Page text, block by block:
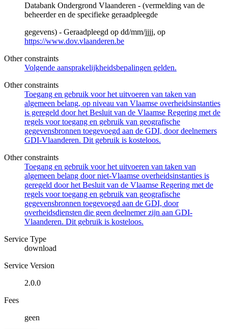
Databank Ondergrond Vlaanderen - (vermelding van de
beheerder en de specifieke geraadpleegde
gegevens) - Geraadpleegd op dd/mm/jjjj, op
https://www.dov.vlaanderen.be
Other constraints
Volgende aansprakelijkheidsbepalingen gelden.
Other constraints
Toegang en gebruik voor het uitvoeren van taken van
algemeen belang, op niveau van Vlaamse overheidsinstanties
is geregeld door het Besluit van de Vlaamse Regering met de
regels voor toegang en gebruik van geografische
gegevensbronnen toegevoegd aan de GDI, door deelnemers
GDI-Vlaanderen. Dit gebruik is kosteloos.
Other constraints
Toegang en gebruik voor het uitvoeren van taken van
algemeen belang door niet-Vlaamse overheidsinstanties is
geregeld door het Besluit van de Vlaamse Regering met de
regels voor toegang en gebruik van geografische
gegevensbronnen toegevoegd aan de GDI, door
overheidsdiensten die geen deelnemer zijn aan GDI-
Vlaanderen. Dit gebruik is kosteloos.
Service Type
download
Service Version
2.0.0
Fees
geen